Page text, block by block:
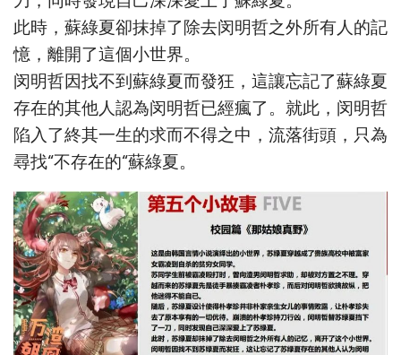
此時，蘇綠夏卻抹掉了除去闵明哲之外所有人的記
憶，離開了這個小世界。
闵明哲因找不到蘇綠夏而發狂，這讓忘記了蘇綠夏
存在的其他人認為闵明哲已經瘋了。就此，闵明哲
陷入了終其一生的求而不得之中，流落街頭，只為
尋找“不存在的“蘇綠夏。